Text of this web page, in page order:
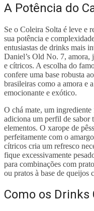
A Potência do
Se o Coleira Solta é leve e
sua potência e
entusiastas de drinks mais
Daniel’s Old No. 7, amora,
e cítricos. A escolha do
confere uma base robusta
brasileiras como a amora e
emocionante e exótico.
O chá mate, um
adiciona um perfil de sabor
elementos. O xarope de
perfeitamente com o
cítricos cria um refresco
fique excessivamente
para combinações com
ou pratos à base de queijos
Como os Drinks